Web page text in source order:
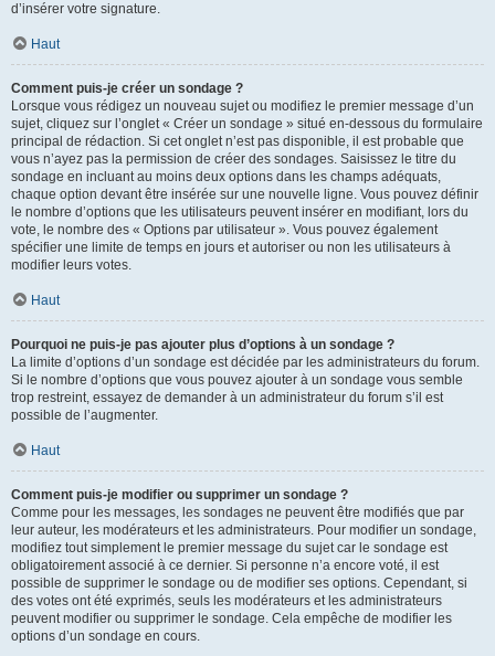
d’insérer votre signature.
Haut
Comment puis-je créer un sondage ?
Lorsque vous rédigez un nouveau sujet ou modifiez le premier message d’un
sujet, cliquez sur l’onglet « Créer un sondage » situé en-dessous du formulaire
principal de rédaction. Si cet onglet n’est pas disponible, il est probable que
vous n’ayez pas la permission de créer des sondages. Saisissez le titre du
sondage en incluant au moins deux options dans les champs adéquats,
chaque option devant être insérée sur une nouvelle ligne. Vous pouvez définir
le nombre d’options que les utilisateurs peuvent insérer en modifiant, lors du
vote, le nombre des « Options par utilisateur ». Vous pouvez également
spécifier une limite de temps en jours et autoriser ou non les utilisateurs à
modifier leurs votes.
Haut
Pourquoi ne puis-je pas ajouter plus d’options à un sondage ?
La limite d’options d’un sondage est décidée par les administrateurs du forum.
Si le nombre d’options que vous pouvez ajouter à un sondage vous semble
trop restreint, essayez de demander à un administrateur du forum s’il est
possible de l’augmenter.
Haut
Comment puis-je modifier ou supprimer un sondage ?
Comme pour les messages, les sondages ne peuvent être modifiés que par
leur auteur, les modérateurs et les administrateurs. Pour modifier un sondage,
modifiez tout simplement le premier message du sujet car le sondage est
obligatoirement associé à ce dernier. Si personne n’a encore voté, il est
possible de supprimer le sondage ou de modifier ses options. Cependant, si
des votes ont été exprimés, seuls les modérateurs et les administrateurs
peuvent modifier ou supprimer le sondage. Cela empêche de modifier les
options d’un sondage en cours.